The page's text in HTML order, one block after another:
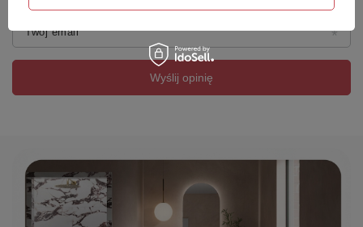
Klasa ochronności
Modyfikacja wysokości
Możliwa przez elektryka z uprawnieniami SEP
Metoda montażu
Mostek
Twój email
Wyślij opinię